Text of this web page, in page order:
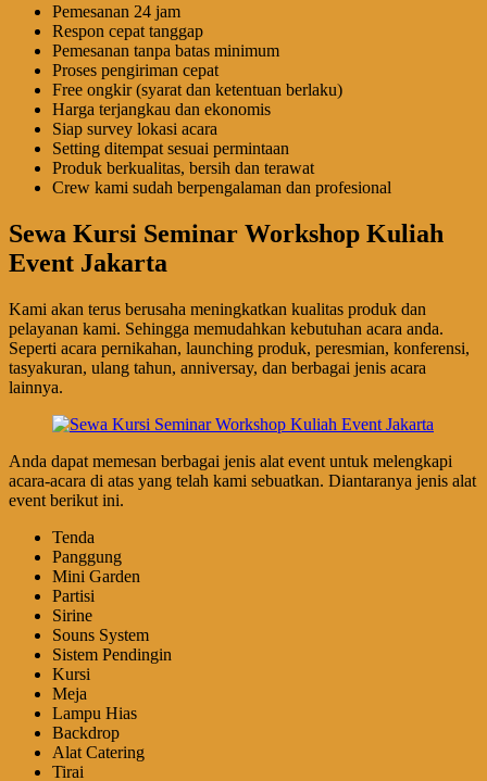
Pemesanan 24 jam
Respon cepat tanggap
Pemesanan tanpa batas minimum
Proses pengiriman cepat
Free ongkir (syarat dan ketentuan berlaku)
Harga terjangkau dan ekonomis
Siap survey lokasi acara
Setting ditempat sesuai permintaan
Produk berkualitas, bersih dan terawat
Crew kami sudah berpengalaman dan profesional
Sewa Kursi Seminar Workshop Kuliah
Event Jakarta
Kami akan terus berusaha meningkatkan kualitas produk dan
pelayanan kami. Sehingga memudahkan kebutuhan acara anda.
Seperti acara pernikahan, launching produk, peresmian, konferensi,
tasyakuran, ulang tahun, anniversay, dan berbagai jenis acara
lainnya.
Anda dapat memesan berbagai jenis alat event untuk melengkapi
acara-acara di atas yang telah kami sebuatkan. Diantaranya jenis alat
event berikut ini.
Tenda
Panggung
Mini Garden
Partisi
Sirine
Souns System
Sistem Pendingin
Kursi
Meja
Lampu Hias
Backdrop
Alat Catering
Tirai